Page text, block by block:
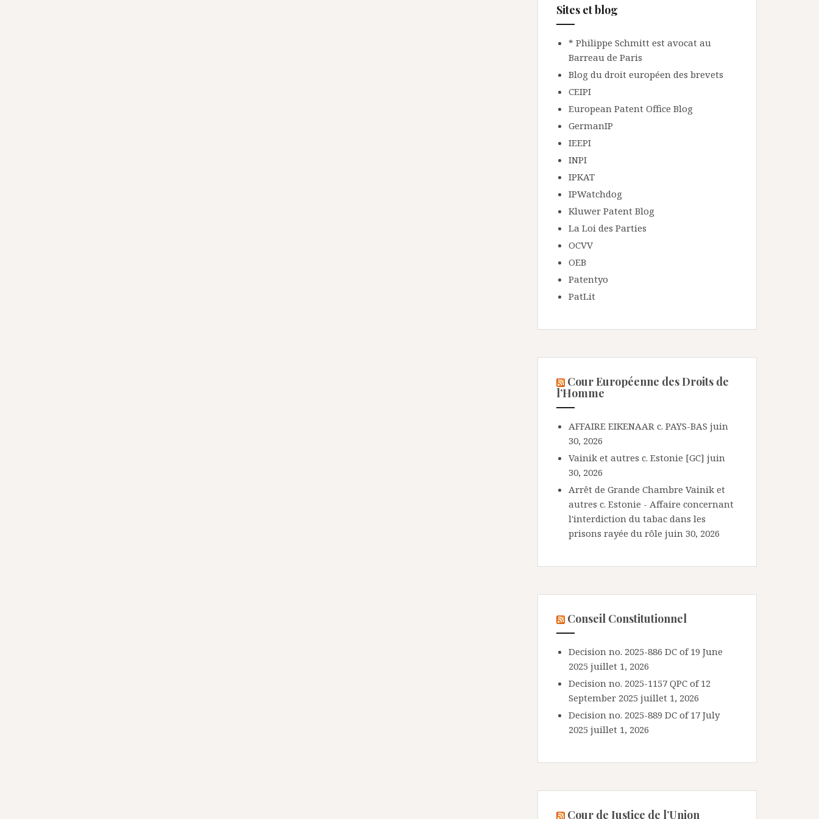
Sites et blog
* Philippe Schmitt est avocat au
Barreau de Paris
Blog du droit européen des brevets
CEIPI
European Patent Office Blog
GermanIP
IEEPI
INPI
IPKAT
IPWatchdog
Kluwer Patent Blog
La Loi des Parties
OCVV
OEB
Patentyo
PatLit
Cour Européenne des Droits de
l’Homme
AFFAIRE EIKENAAR c. PAYS-BAS juin
30, 2026
Vainik et autres c. Estonie [GC] juin
30, 2026
Arrêt de Grande Chambre Vainik et
autres c. Estonie - Affaire concernant
l'interdiction du tabac dans les
prisons rayée du rôle juin 30, 2026
Conseil Constitutionnel
Decision no. 2025-886 DC of 19 June
2025 juillet 1, 2026
Decision no. 2025-1157 QPC of 12
September 2025 juillet 1, 2026
Decision no. 2025-889 DC of 17 July
2025 juillet 1, 2026
Cour de Justice de l’Union